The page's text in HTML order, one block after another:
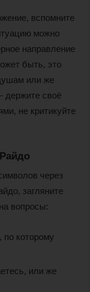
вспомните
можно
направление
быть, это
или же
держите своё
не критикуйте
через
загляните
вопросы:
которому
или же